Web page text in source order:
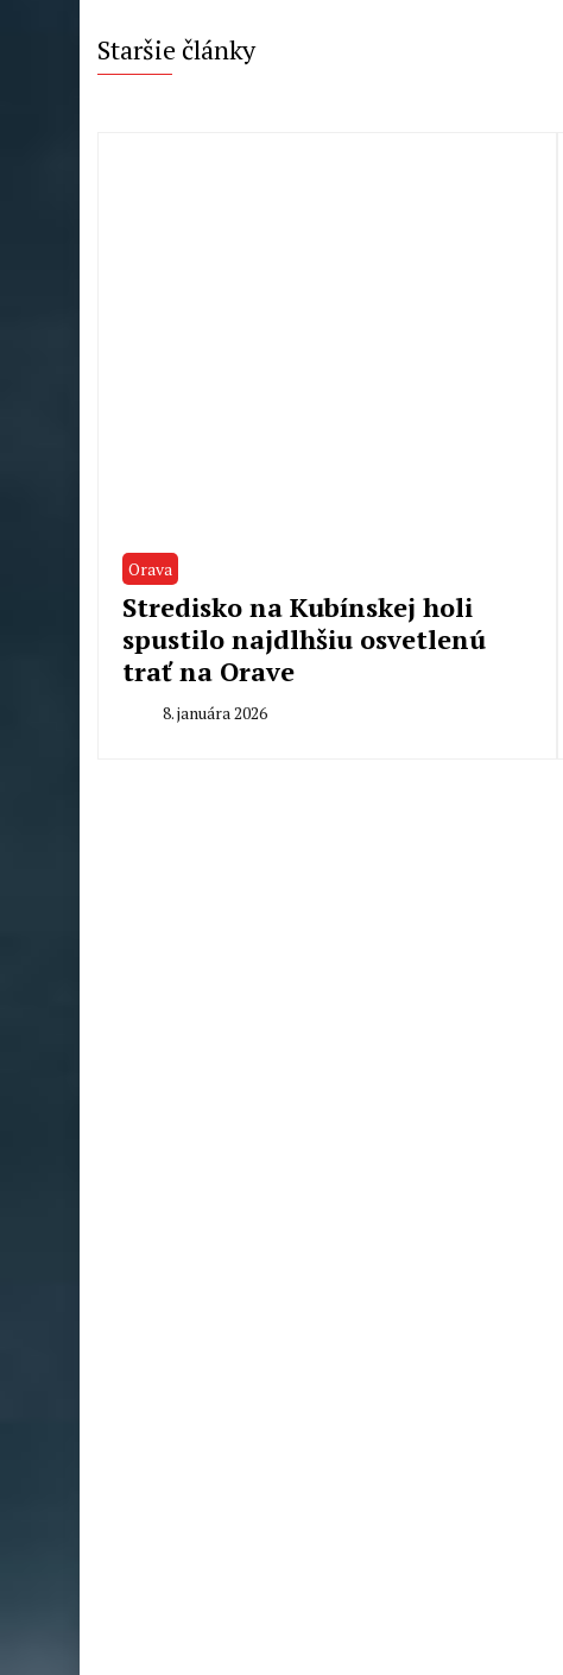
Staršie články
Orava
Stredisko na Kubínskej holi
spustilo najdlhšiu osvetlenú
trať na Orave
8. januára 2026